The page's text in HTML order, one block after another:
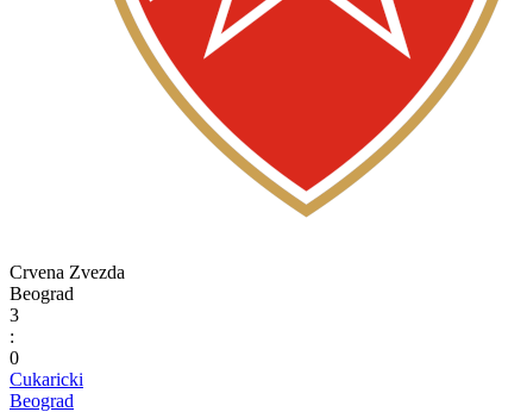
Crvena Zvezda
Beograd
3
:
0
Cukaricki
Beograd